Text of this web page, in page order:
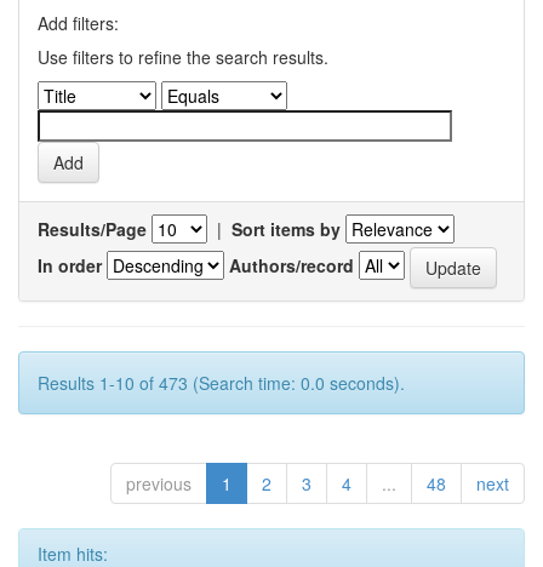
Add filters:
Use filters to refine the search results.
Results/Page | Sort items by
In order
Authors/record
Results 1-10 of 473 (Search time: 0.0 seconds).
previous 1 2 3 4 ... 48 next
Item hits: